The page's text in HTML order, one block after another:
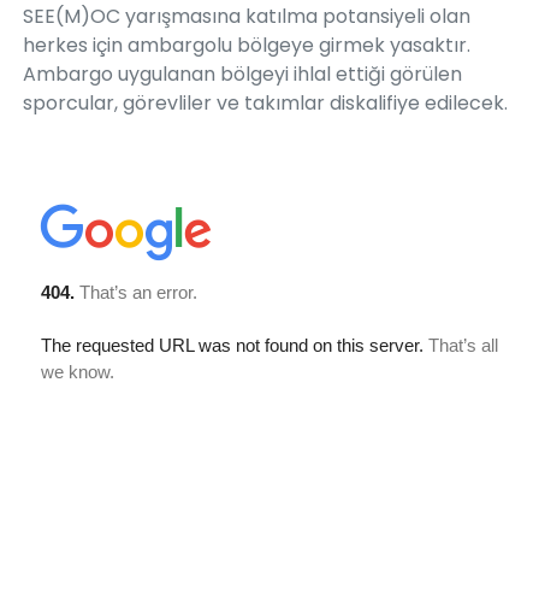
SEE(M)OC yarışmasına katılma potansiyeli olan
herkes için ambargolu bölgeye girmek yasaktır.
Ambargo uygulanan bölgeyi ihlal ettiği görülen
sporcular, görevliler ve takımlar diskalifiye edilecek.